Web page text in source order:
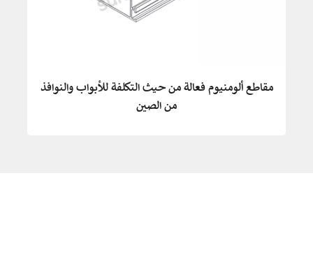
مقاطع ألومنيوم فعالة من حيث التكلفة للأبواب والنوافذ
من الصين